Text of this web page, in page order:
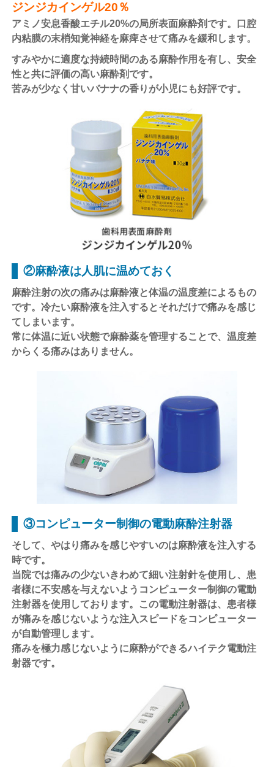
ジンジカインゲル20％
アミノ安息香酸エチル20%の局所表面麻酔剤です。口腔
内粘膜の末梢知覚神経を麻痺させて痛みを緩和します。
すみやかに適度な持続時間のある麻酔作用を有し、安全
性と共に評価の高い麻酔剤です。
苦みが少なく甘いバナナの香りが小児にも好評です。
②麻酔液は人肌に温めておく
麻酔注射の次の痛みは麻酔液と体温の温度差によるもの
です。冷たい麻酔液を注入するとそれだけで痛みを感じ
てしまいます。
常に体温に近い状態で麻酔薬を管理することで、温度差
からくる痛みはありません。
③コンピューター制御の電動麻酔注射器
そして、やはり痛みを感じやすいのは麻酔液を注入する
時です。
当院では痛みの少ないきわめて細い注射針を使用し、患
者様に不安感を与えないようコンピューター制御の電動
注射器を使用しております。この電動注射器は、患者様
が痛みを感じないような注入スピードをコンピューター
が自動管理します。
痛みを極力感じないように麻酔ができるハイテク電動注
射器です。